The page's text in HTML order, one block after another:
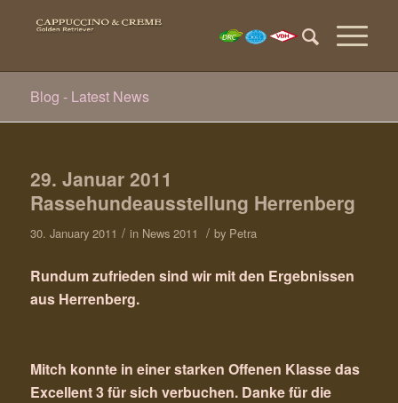
Blog - Latest News
29. Januar 2011
Rassehundeausstellung Herrenberg
30. January 2011 / in News 2011 / by Petra
Rundum zufrieden sind wir mit den Ergebnissen
aus Herrenberg.
Mitch konnte in einer starken Offenen Klasse das
Excellent 3 für sich verbuchen. Danke für die